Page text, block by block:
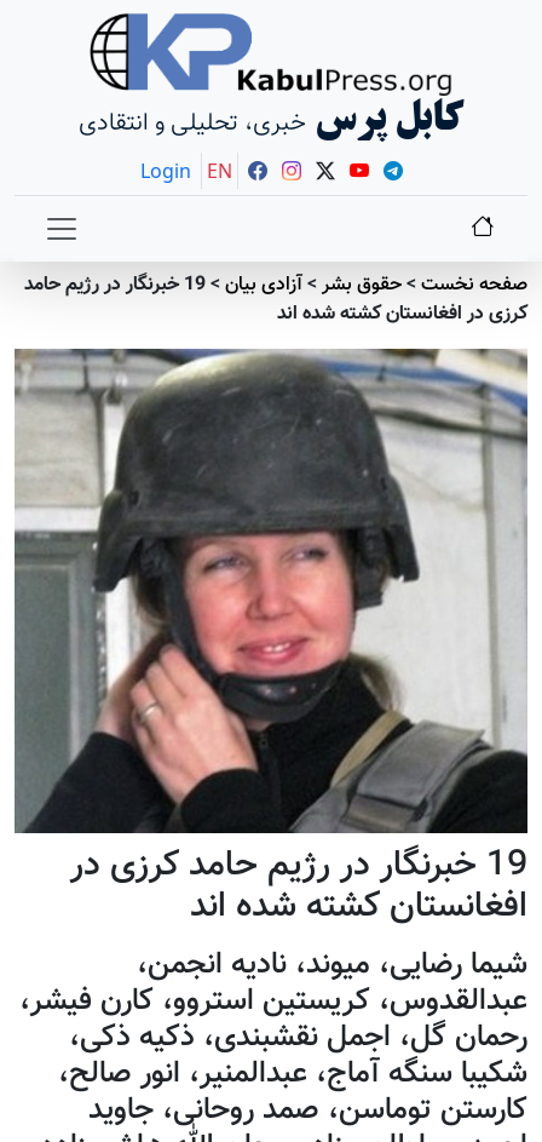
کابل پرس خبری، تحلیلی و انتقادی
Login EN
صفحه نخست>حقوق بشر>آزادی بيان>
19 خبرنگار در رژيم حامد
کرزی در افغانستان کشته شده اند
19 خبرنگار در رژيم حامد کرزی در
افغانستان کشته شده اند
شیما رضایی، میوند، نادیه انجمن،
عبدالقدوس، کریستین استروو، کارن فیشر،
رحمان گل، اجمل نقشبندی، ذکیه ذکی،
شکیبا سنگه آماج، عبدالمنیر، انور صالح،
کارستن توماسن، صمد روحانی، جاوید